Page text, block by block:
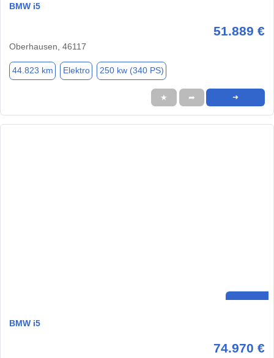
BMW i5
51.889 €
Oberhausen, 46117
44.823 km Elektro 250 kw (340 PS)
★ ➦ ➜
BMW i5
74.970 €